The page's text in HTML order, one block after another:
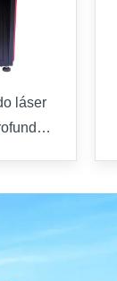
láser